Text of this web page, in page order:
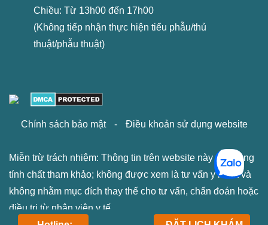
Chiều: Từ 13h00 đến 17h00
(Không tiếp nhận thực hiện tiểu phẫu/thủ
thuật/phẫu thuật)
Chính sách bảo mật - Điều khoản sử dụng website
Miễn trừ trách nhiệm: Thông tin trên website này chỉ mang
tính chất tham khảo; không được xem là tư vấn y khoa và
không nhằm mục đích thay thế cho tư vấn, chẩn đoán hoặc
điều trị từ nhân viên y tế.